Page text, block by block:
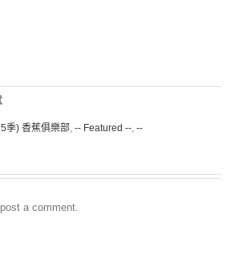
季) 香蕉俱樂部, -- Featured --, --
a comment.